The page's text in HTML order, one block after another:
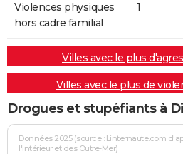
Violences physiques
hors cadre familial
1
Villes avec le plus
Villes avec le plus de
Drogues et stupéfiants à
Données 2025 (source : Linternaute.com
l'Intérieur et des Outre-Mer)